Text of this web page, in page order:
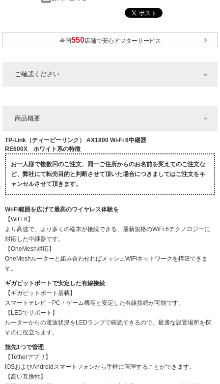
全国 店舗で安心アフターサービス
ご確認ください
商品概要
TP-Link（ティーピーリンク） AX1800 Wi-Fi 6中継器
RE600X ホワイト系の特徴
お一人様で複数回のご注文、同一ご住所からのお名前を変えてのご注文な
ど、弊社にて転売目的と判断させて頂いた場合につきましてはご注文をキ
ャンセルさせて頂きます。
Wi-Fi範囲を広げて最高のワイヤレス体験を
【WiFi 6】
より高速で、より多くの端末が接続できる、最新規格のWiFi 6テクノロジーに
対応した中継器です。
【OneMesh対応】
OneMeshルーターと組み合わせればメッシュWiFiネットワークを構築できま
す。
ギガビットポートで安定した有線接続
【ギガビットポート搭載】
スマートテレビ・PC・ゲーム機等と安定した有線接続が可能です。
【LEDでサポート】
ルーターからの電波状況をLEDランプで確認できるので、最適な設置場所を探
すのに役立ちます。
指先1つで管理
【Tetherアプリ】
iOSおよびAndroidスマートフォンから手軽に管理することができます。
【高い互換性】